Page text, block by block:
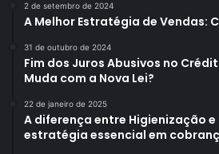
2 de setembro de 2024
A Melhor Estratégia de Vendas:
31 de outubro de 2024
Fim dos Juros Abusivos no
Muda com a Nova Lei?
22 de janeiro de 2025
A diferença entre Higienização
estratégia essencial em